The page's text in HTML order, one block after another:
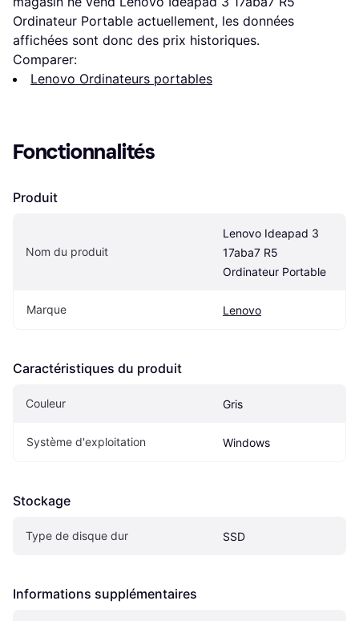
Ordinateur Portable actuellement, les données
affichées sont donc des prix historiques.
Comparer:
Lenovo Ordinateurs portables
Fonctionnalités
Produit
Nom du produit
Lenovo Ideapad 3
17aba7 R5
Ordinateur Portable
Marque Lenovo
Caractéristiques du produit
Couleur Gris
Système d'exploitation Windows
Stockage
Type de disque dur SSD
Informations supplémentaires